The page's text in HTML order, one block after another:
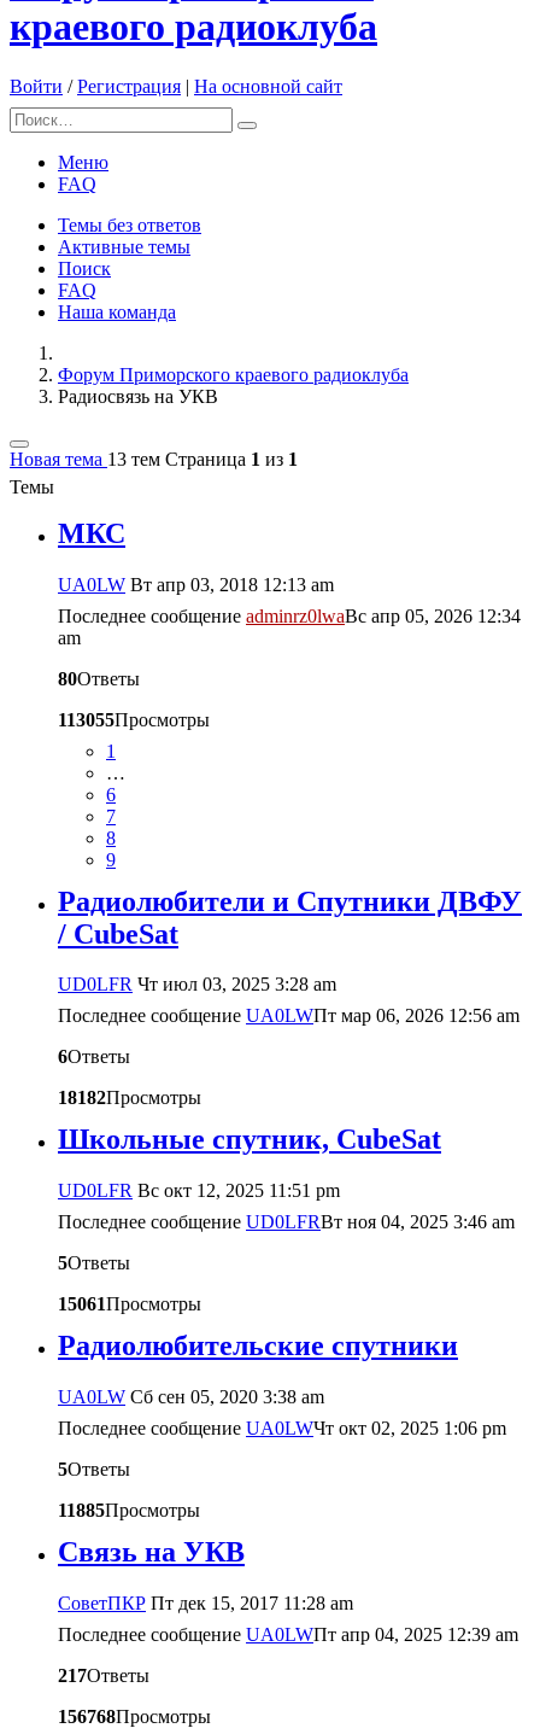
краевого радиоклуба
Войти /Регистрация | На основной сайт
Меню
FAQ
Темы без ответов
Активные темы
Поиск
FAQ
Наша команда
Форум Приморского краевого радиоклуба
Радиосвязь на УКВ
Новая тема 13 тем Страница 1 из 1
Темы
МКС
UA0LW Вт апр 03, 2018 12:13 am
Последнее сообщение adminrz0lwaВс апр 05, 2026 12:34
am
80Ответы
113055Просмотры
1
…
6
7
8
9
Радиолюбители и Спутники ДВФУ
/ CubeSat
UD0LFR Чт июл 03, 2025 3:28 am
Последнее сообщение UA0LWПт мар 06, 2026 12:56 am
6Ответы
18182Просмотры
Школьные спутник, CubeSat
UD0LFR Вс окт 12, 2025 11:51 pm
Последнее сообщение UD0LFRВт ноя 04, 2025 3:46 am
5Ответы
15061Просмотры
Радиолюбительские спутники
UA0LW Сб сен 05, 2020 3:38 am
Последнее сообщение UA0LWЧт окт 02, 2025 1:06 pm
5Ответы
11885Просмотры
Связь на УКВ
CоветПКР Пт дек 15, 2017 11:28 am
Последнее сообщение UA0LWПт апр 04, 2025 12:39 am
217Ответы
156768Просмотры